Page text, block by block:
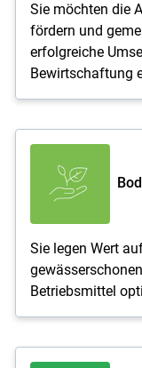
Sie möchten die
fördern und
erfolgreiche
Bewirtschaftung
Sie legen Wert
Betriebsmittel